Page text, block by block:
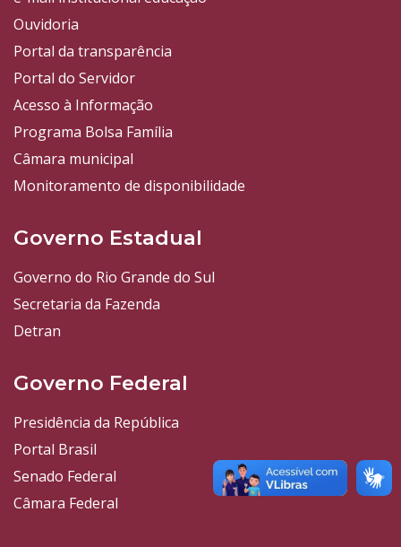
Ouvidoria
Portal da transparência
Portal do Servidor
Acesso à Informação
Programa Bolsa Família
Câmara municipal
Monitoramento de disponibilidade
Governo Estadual
Governo do Rio Grande do Sul
Secretaria da Fazenda
Detran
Governo Federal
Presidência da República
Portal Brasil
Senado Federal
Câmara Federal